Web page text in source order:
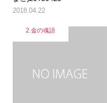
2018.04.22
2.金の魂語